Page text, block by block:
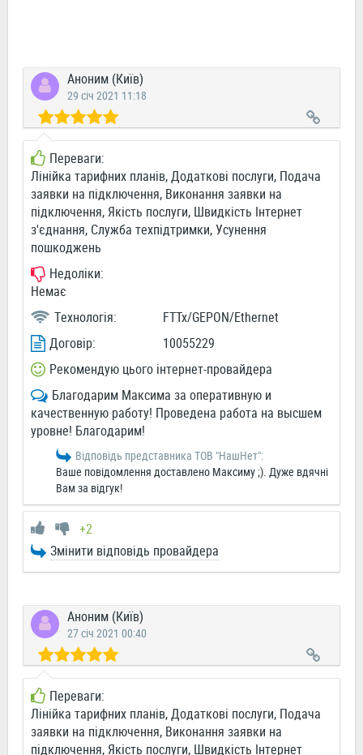
Аноним (Київ)
29 січ 2021 11:18
Переваги:
Лінійка тарифних планів, Додаткові послуги, Подача
заявки на підключення, Виконання заявки на
підключення, Якість послуги, Швидкість Інтернет
з'єднання, Служба техпідтримки, Усунення
пошкоджень
Недоліки:
Немає
Технологія:
FTTx/GEPON/Ethernet
Договір:
10055229
Рекомендую цього інтернет-провайдера
Благодарим Максима за оперативную и
качественную работу! Проведена работа на высшем
уровне! Благодарим!
Відповідь представника ТОВ "НашНет":
Ваше повідомлення доставлено Максиму ;). Дуже вдячні
Вам за відгук!
+2
Змінити відповідь провайдера
Аноним (Київ)
27 січ 2021 00:40
Переваги:
Лінійка тарифних планів, Додаткові послуги, Подача
заявки на підключення, Виконання заявки на
підключення, Якість послуги, Швидкість Інтернет